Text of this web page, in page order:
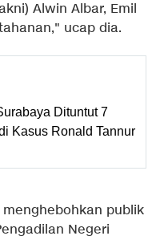
Alwin Albar, Emil
ucap dia.
Dituntut 7
Kasus Ronald Tannur
publik
Negeri